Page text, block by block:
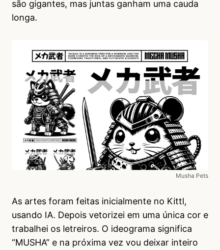
são gigantes, mas juntas ganham uma cauda
longa.
Musha Pets
As artes foram feitas inicialmente no Kittl,
usando IA. Depois vetorizei em uma única cor e
trabalhei os letreiros. O ideograma significa
“MUSHA” e na próxima vez vou deixar inteiro